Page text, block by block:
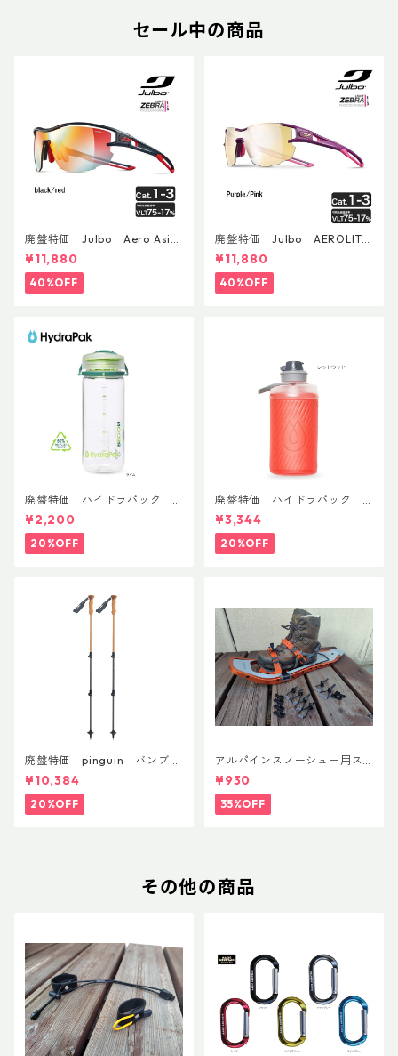
セール中の商品
廃盤特価 Julbo Aero Asia
nFit
¥11,880
40%OFF
廃盤特価 Julbo AEROLITE
AsianFit
¥11,880
40%OFF
廃盤特価 ハイドラパック
リーコン ツイスト＆シップ 50
0ml
¥2,200
20%OFF
廃盤特価 ハイドラパック
フラックス 750ml
¥3,344
20%OFF
廃盤特価 pinguin バンブー
FLフォーム(ペア)
¥10,384
20%OFF
アルパインスノーシュー用ス
トラップキャッチ(ペア)
¥930
35%OFF
その他の商品